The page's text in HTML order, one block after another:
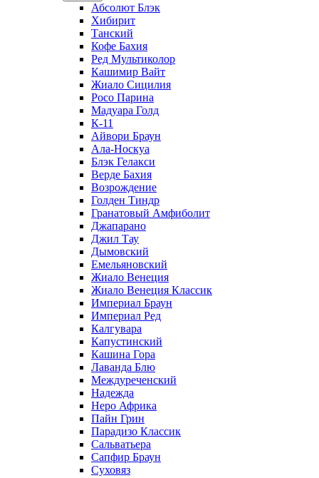
Абсолют Блэк
Хибирит
Танский
Кофе Бахия
Ред Мультиколор
Кашимир Вайт
Жиало Сицилия
Росо Парина
Мадуара Голд
К-11
Айвори Браун
Ала-Носкуа
Блэк Гелакси
Верде Бахия
Возрождение
Голден Тиндр
Гранатовый Амфиболит
Джапарано
Джил Тау
Дымовский
Емельяновский
Жиало Венеция
Жиало Венеция Классик
Империал Браун
Империал Ред
Калгувара
Капустинский
Кашина Гора
Лаванда Блю
Междуреченский
Надежда
Неро Африка
Пайн Грин
Парадизо Классик
Сальватьера
Сапфир Браун
Суховяз